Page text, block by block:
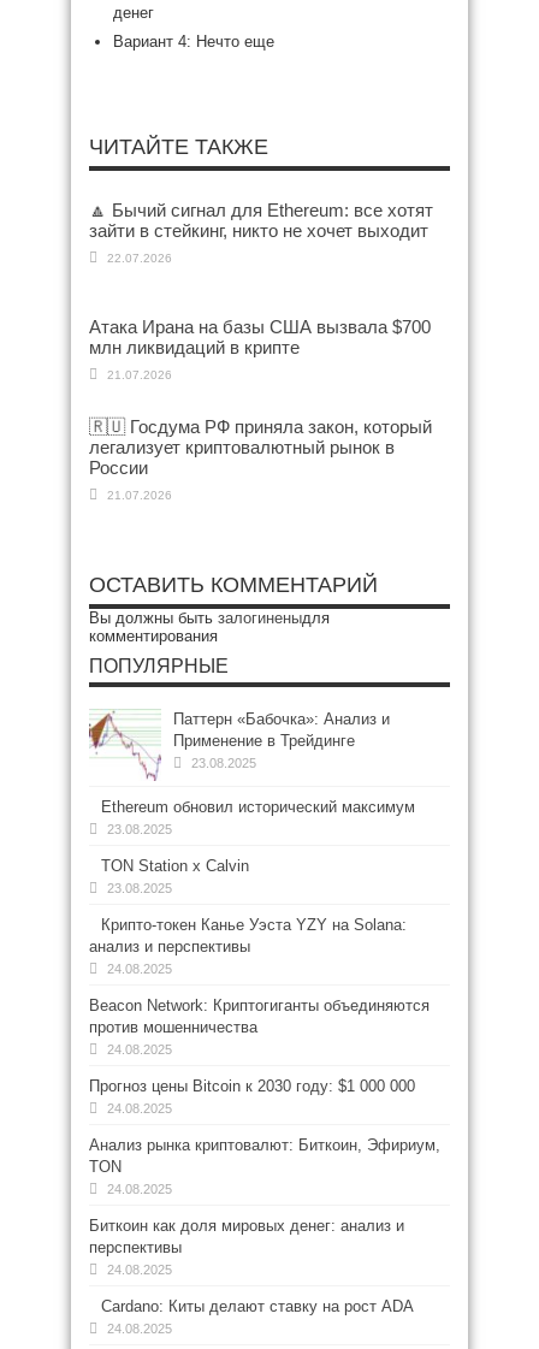
денег
Вариант 4: Нечто еще
ЧИТАЙТЕ ТАКЖЕ
🔼 Бычий сигнал для Ethereum: все хотят
зайти в стейкинг, никто не хочет выходит
22.07.2026
Атака Ирана на базы США вызвала $700
млн ликвидаций в крипте
21.07.2026
🇷🇺 Госдума РФ приняла закон, который
легализует криптовалютный рынок в
России
21.07.2026
ОСТАВИТЬ КОММЕНТАРИЙ
Вы должны быть залогиненыдля
комментирования
ПОПУЛЯРНЫЕ
Паттерн «Бабочка»: Анализ и
Применение в Трейдинге
23.08.2025
Ethereum обновил исторический максимум
23.08.2025
TON Station x Calvin
23.08.2025
Крипто-токен Канье Уэста YZY на Solana:
анализ и перспективы
24.08.2025
Beacon Network: Криптогиганты объединяются
против мошенничества
24.08.2025
Прогноз цены Bitcoin к 2030 году: $1 000 000
24.08.2025
Анализ рынка криптовалют: Биткоин, Эфириум,
TON
24.08.2025
Биткоин как доля мировых денег: анализ и
перспективы
24.08.2025
Cardano: Киты делают ставку на рост ADA
24.08.2025